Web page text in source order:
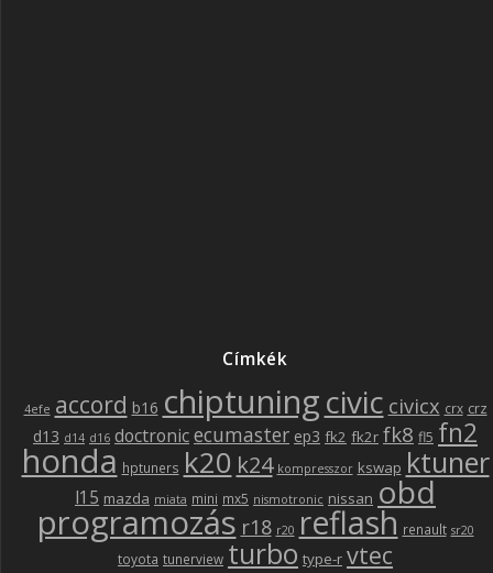
Címkék
4efe accord b16 chiptuningcivic civicx crx crz
d13 d14 d16 doctronicecumaster ep3 fk2 fk2r fk8 fl5 fn2
honda hptuners k20 k24 kompresszor kswap ktuner
l15 mazda miata mini mx5 nismotronic nissan obd
programozás r18 r20 reflash renault sr20
toyota tunerview turbo type-r vtec